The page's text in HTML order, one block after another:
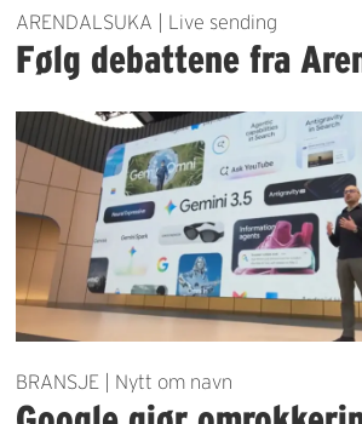
ARENDALSUKA | Live sending
Følg debattene fra
BRANSJE | Nytt om navn